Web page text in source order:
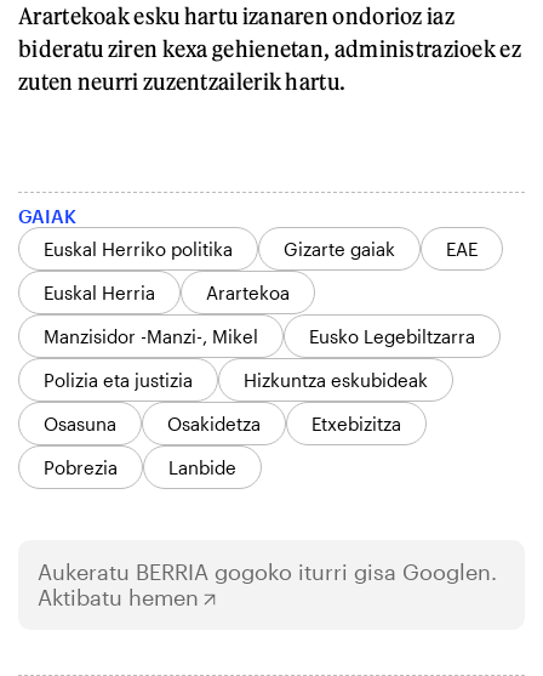
Arartekoak esku hartu izanaren ondorioz iaz
bideratu ziren kexa gehienetan, administrazioek ez
zuten neurri zuzentzailerik hartu.
GAIAK
Euskal Herriko politika
Gizarte gaiak
EAE
Euskal Herria
Arartekoa
Manzisidor -Manzi-, Mikel
Eusko Legebiltzarra
Polizia eta justizia
Hizkuntza eskubideak
Osasuna
Osakidetza
Etxebizitza
Pobrezia
Lanbide
Aukeratu BERRIA gogoko iturri gisa Googlen.
Aktibatu hemen